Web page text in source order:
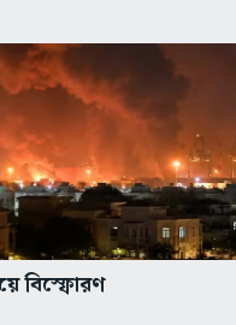
বিস্ফোরণ